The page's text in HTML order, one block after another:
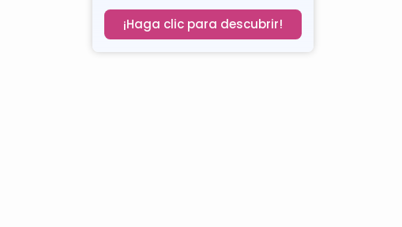
¡Haga clic para descubrir!